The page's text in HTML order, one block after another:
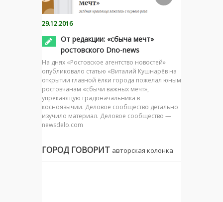
29.12.2016
От редакции: «сбыча мечт»
ростовского Dno-news
На днях «Ростовское агентство новостей»
опубликовало статью «Виталий Кушнарёв на
открытии главной ёлки города пожелал юным
ростовчанам «сбычи важных мечт»,
упрекающую градоначальника в
косноязычии. Деловое сообщество детально
изучило материал. Деловое сообщество —
newsdelo.com
ГОРОД ГОВОРИТ авторская колонка